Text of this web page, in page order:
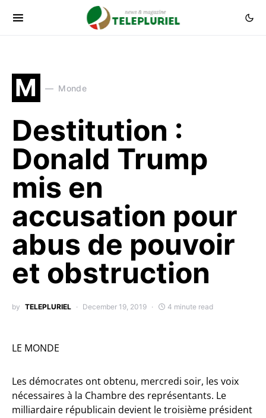
M Monde
Destitution :
Donald Trump
mis en
accusation pour
abus de pouvoir
et obstruction
by TELEPLURIEL December 19, 2019 4 minute read
LE MONDE
Les démocrates ont obtenu, mercredi soir, les voix
nécessaires à la Chambre des représentants. Le
milliardaire républicain devient le troisième président